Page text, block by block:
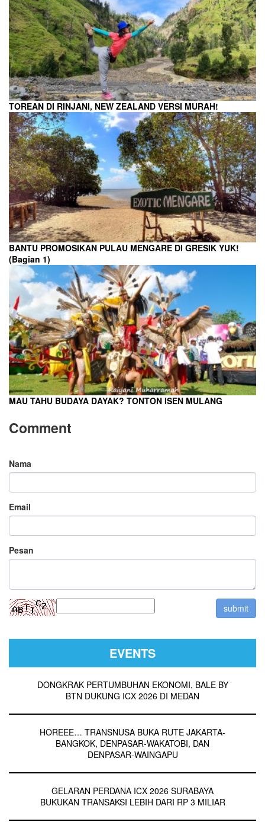
TOREAN DI RINJANI, NEW ZEALAND VERSI MURAH!
BANTU PROMOSIKAN PULAU MENGARE DI GRESIK YUK!
(Bagian 1)
MAU TAHU BUDAYA DAYAK? TONTON ISEN MULANG
Comment
Nama
Email
Pesan
EVENTS
DONGKRAK PERTUMBUHAN EKONOMI, BALE BY
BTN DUKUNG ICX 2026 DI MEDAN
HOREEE… TRANSNUSA BUKA RUTE JAKARTA-
BANGKOK, DENPASAR-WAKATOBI, DAN
DENPASAR-WAINGAPU
GELARAN PERDANA ICX 2026 SURABAYA
BUKUKAN TRANSAKSI LEBIH DARI RP 3 MILIAR